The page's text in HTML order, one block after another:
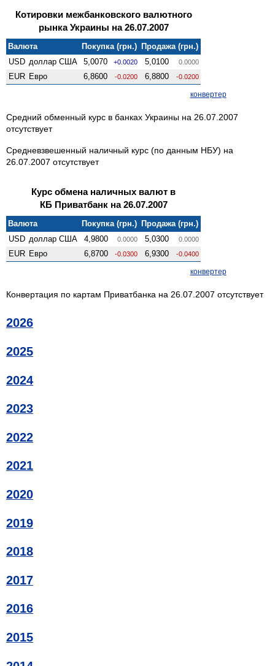
Котировки межбанковского валютного
рынка Украины на 26.07.2007
Валюта Покупка (грн.) Продажа (грн.)
USD доллар США 5,0070 +0.0020 5,0100 0.0000
EUR Евро 6,8600 -0.0200 6,8800 -0.0200
конвертер
Средний обменный курс в банках Украины на 26.07.2007
отсутствует
Средневзвешенный наличный курс (по данным НБУ) на
26.07.2007 отсутствует
Курс обмена наличных валют в
КБ Приватбанк на 26.07.2007
Валюта Покупка (грн.) Продажа (грн.)
USD доллар США 4,9800 0.0000 5,0300 0.0000
EUR Евро 6,8700 -0.0300 6,9300 -0.0400
конвертер
Конвертация по картам Приватбанка на 26.07.2007 отсутствует
2026
2025
2024
2023
2022
2021
2020
2019
2018
2017
2016
2015